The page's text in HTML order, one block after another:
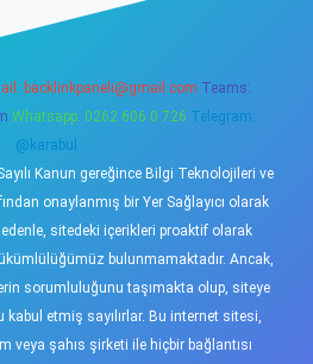
backlinkpaneli@gmail.com Teams:
Whatsapp: 0262 606 0 726 Telegram:
@karabul
Kanun gereğince Bilgi Teknolojileri ve
onaylanmış bir Yer Sağlayıcı olarak
sitedeki içerikleri proaktif olarak
bulunmamaktadır. Ancak,
sorumluluğunu taşımakta olup, siteye
etmiş sayılırlar. Bu internet sitesi,
veya şahıs şirketi ile hiçbir bağlantısı